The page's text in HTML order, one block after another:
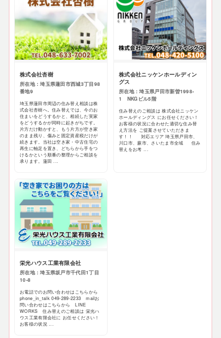
株式会社杏樹
所在地：埼玉県蓮田市西城3丁目98
番地9
埼玉県蓮田市周辺の住み替え相談は株
式会社杏樹へ。住み替えでは、今のお
住まいをどうするかと、相続した実家
をどうするかが同時に起きがちです。
片方だけ動かすと、もう片方が空き家
のまま残り、傷みと固定資産税だけが
続きます。当社は空き家・中古住宅の
再生に軸足を置き、どちらから手をつ
けるかという順番の整理からご相談を
承ります。蓮田 ...
株式会社ニッケンホールディン
グス
所在地：埼玉県戸田市新曽1998-
1 NKGビル5階
住み替えのご相談は 株式会社ニッケン
ホールディングス にお任せください！
お客様の状況に合わせた適切な住み替
え方法を ご提案させていただきま
す！！ 対応エリア 埼玉県戸田市、
川口市、蕨市、さいたま市全域 住み
替えをお考 ...
栄光ハウス工業有限会社
所在地：埼玉県坂戸市千代田1丁目
10-8
お電話でのお問い合わせはこちらから
phone_in_talk 049-289-2233 mailお
問い合わせはこちらから LINE
WORKS 住み替えのご相談は 栄光ハ
ウス工業有限会社に お任せください！
お客様の状況 ...